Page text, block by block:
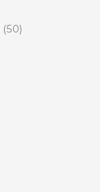
50